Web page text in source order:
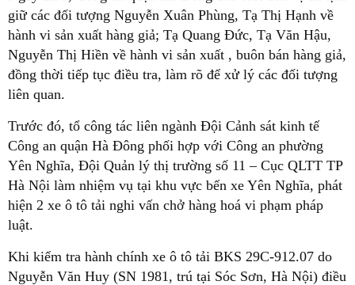
giữ các đối tượng Nguyễn Xuân Phùng, Tạ Thị Hạnh về
hành vi sản xuất hàng giả; Tạ Quang Đức, Tạ Văn Hậu,
Nguyễn Thị Hiền về hành vi sản xuất , buôn bán hàng giả,
đồng thời tiếp tục điều tra, làm rõ để xử lý các đối tượng
liên quan.
Trước đó, tổ công tác liên ngành Đội Cảnh sát kinh tế
Công an quận Hà Đông phối hợp với Công an phường
Yên Nghĩa, Đội Quản lý thị trường số 11 – Cục QLTT TP
Hà Nội làm nhiệm vụ tại khu vực bến xe Yên Nghĩa, phát
hiện 2 xe ô tô tải nghi vấn chở hàng hoá vi phạm pháp
luật.
Khi kiểm tra hành chính xe ô tô tải BKS 29C-912.07 do
Nguyễn Văn Huy (SN 1981, trú tại Sóc Sơn, Hà Nội) điều